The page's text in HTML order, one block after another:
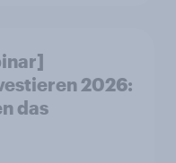
2026:
das